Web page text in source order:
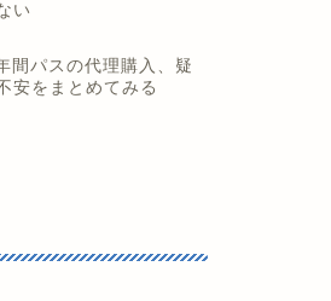
い
間パスの代理購入、疑
安をまとめてみる